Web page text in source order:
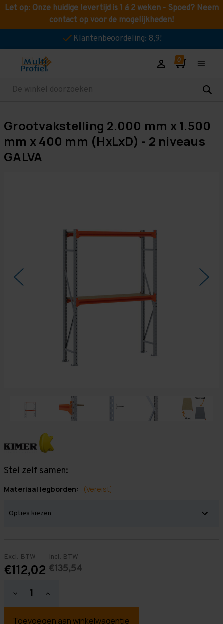
Let op: Onze huidige levertijd is 1 á 2 weken - Spoed? Neem
contact op voor de mogelijkheden!
Klantenbeoordeling: 8,9!
Zoeken
Grootvakstelling 2.000 mm x 1.500
mm x 400 mm (HxLxD) - 2 niveaus
GALVA
Stel zelf samen:
Materiaal legborden: (Vereist)
Excl. BTW
€112,02
Incl. BTW
€135,54
Hoeveelheid
verlagen
Grootvakstelling
Hoeveelheid
verhogen
Grootvakstelling